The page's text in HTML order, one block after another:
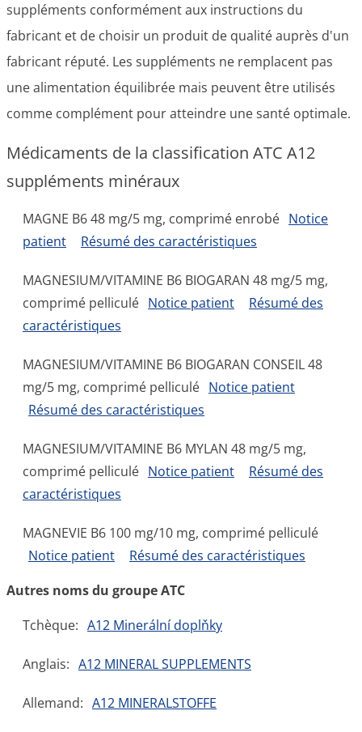
suppléments conformément aux instructions du
fabricant et de choisir un produit de qualité auprès d'un
fabricant réputé. Les suppléments ne remplacent pas
une alimentation équilibrée mais peuvent être utilisés
comme complément pour atteindre une santé optimale.
Médicaments de la classification ATC A12
suppléments minéraux
MAGNE B6 48 mg/5 mg, comprimé enrobé Notice
patient
Résumé des caractéristiques
MAGNESIUM/VITAMINE B6 BIOGARAN 48 mg/5 mg,
comprimé pelliculé Notice patient
Résumé des
caractéristiques
MAGNESIUM/VITAMINE B6 BIOGARAN CONSEIL 48
mg/5 mg, comprimé pelliculé Notice patient
Résumé des caractéristiques
MAGNESIUM/VITAMINE B6 MYLAN 48 mg/5 mg,
comprimé pelliculé Notice patient
Résumé des
caractéristiques
MAGNEVIE B6 100 mg/10 mg, comprimé pelliculé
Notice patient
Résumé des caractéristiques
Autres noms du groupe ATC
Tchèque: A12 Minerální doplňky
Anglais: A12 MINERAL SUPPLEMENTS
Allemand: A12 MINERALSTOFFE